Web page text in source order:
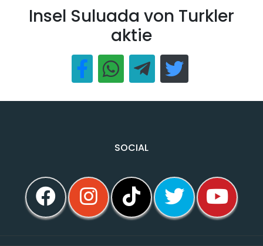
Insel Suluada von Turkler
aktie
SOCIAL